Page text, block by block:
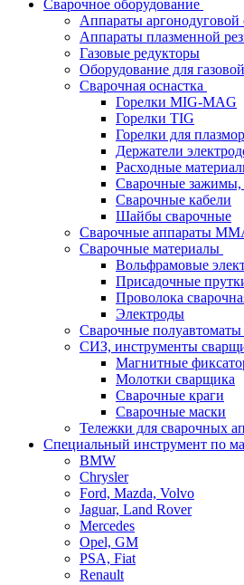
Сварочное оборудование
Аппараты аргонодуговой
Аппараты плазменной
Газовые редукторы
Оборудование для
Сварочная оснастка
Горелки MIG-MAG
Горелки TIG
Горелки для
Держатели
Расходные
Сварочные
Сварочные кабели
Шайбы сварочные
Сварочные аппараты
Сварочные материалы
Вольфрамовые
Присадочные
Проволока
Электроды
Сварочные
СИЗ, инструменты
Магнитные
Молотки сварщика
Сварочные краги
Сварочные маски
Тележки для сварочных
Специальный инструмент по
BMW
Chrysler
Ford, Mazda, Volvo
Jaguar, Land Rover
Mercedes
Opel, GM
PSA, Fiat
Renault